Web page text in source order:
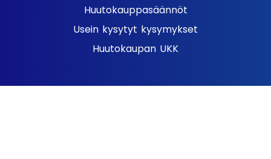
Huutokauppasäännöt
Usein kysytyt kysymykset
Huutokaupan UKK